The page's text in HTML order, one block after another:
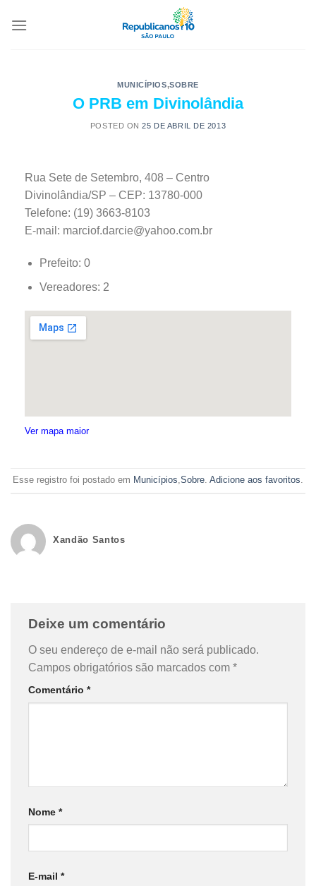
MUNICÍPIOS,SOBRE
O PRB em Divinolândia
POSTED ON25 DE ABRIL DE 2013
Rua Sete de Setembro, 408 – Centro
Divinolândia/SP – CEP: 13780-000
Telefone: (19) 3663-8103
E-mail: marciof.darcie@yahoo.com.br
Prefeito: 0
Vereadores: 2
Ver mapa maior
Esse registro foi postado em Municípios,Sobre. Adicione aos favoritos.
Xandão Santos
Deixe um comentário
O seu endereço de e-mail não será publicado.
Campos obrigatórios são marcados com *
Comentário *
Nome *
E-mail *